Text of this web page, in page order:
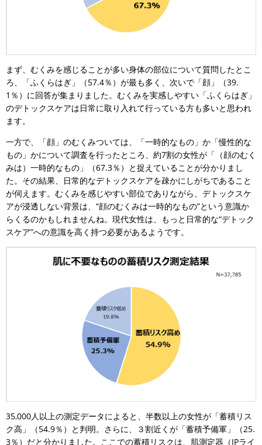
まず、むくみを感じることが多い身体の部位について質問したとこ
ろ、「ふくらはぎ」（57.4％）が最も多く、次いで「顔」（39.
1％）に回答が集まりました。むくみを実感しやすい「ふくらはぎ」
のデトックスケアは日常に取り入れて行っている方も多いと思われ
ます。
一方で、「顔」のむくみついては、「一時的なもの」か「慢性的な
もの」かについて調査を行ったところ、約7割の女性が「（顔のむく
みは）一時的なもの」（67.3％）と捉えていることが分かりまし
た。その結果、日常的なデトックスケアを疎かにしがちであること
が伺えます。むくみを感じやすい部位でありながら、デトックスケ
アが浸透しない背景は、“顔のむくみは一時的なもの”という意識か
らくるのかもしれませんね。現代女性は、もっと日常的な“デトック
スケア”への意識を高く持つ必要があるようです。
35,000人以上の測定データによると、半数以上の女性が「蓄積リス
ク高」（54.9％）と判明。さらに、３割近くが「蓄積予備軍」（25.
3％）だと分かりました。ここでの蓄積リスクは、肌測定器（IPライ